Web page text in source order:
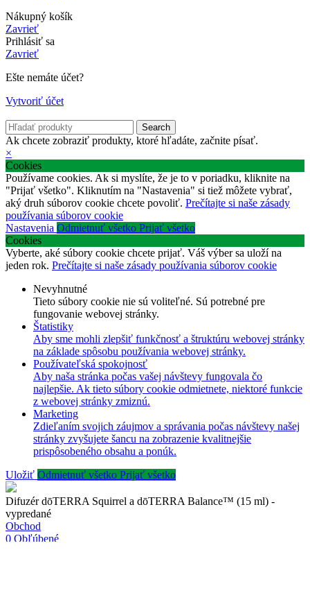
Nákupný košík
Zavrieť
Prihlásiť sa
Zavrieť
Ešte nemáte účet?
Vytvoriť účet
Search
Ak chcete zobraziť produkty, ktoré hľadáte, začnite písať.
×
Cookies
Používame cookies. Ak si myslíte, že je to v poriadku, kliknite na
"Prijať všetko". Kliknutím na "Nastavenia" si tiež môžete vybrať,
aký druh súborov cookie chcete povoliť. Prečítajte si naše zásady
používania súborov cookie
Nastavenia Odmietnuť všetko Prijať všetko
Cookies
Vyberte, aké súbory cookie chcete prijať. Váš výber sa uloží na
jeden rok. Prečítajte si naše zásady používania súborov cookie
Nevyhnutné
Tieto súbory cookie nie sú voliteľné. Sú potrebné pre
fungovanie webovej stránky.
Štatistiky
Aby sme mohli zlepšiť funkčnosť a štruktúru webovej stránky
na základe spôsobu používania webovej stránky.
Používateľská spokojnosť
Aby naša stránka počas vašej návštevy fungovala čo
najlepšie. Ak tieto súbory cookie odmietnete, niektoré funkcie
z webovej stránky zmiznú.
Marketing
Zdieľaním svojich záujmov a správania počas návštevy našej
stránky zvyšujete šancu na zobrazenie kvalitnejšie
prispôsobeného obsahu a ponúk.
Uložiť Odmietnuť všetko Prijať všetko
Difuzér dōTERRA Squirrel a dōTERRA Balance™ (15 ml) -
vypredané
Obchod
0 Obľúbené